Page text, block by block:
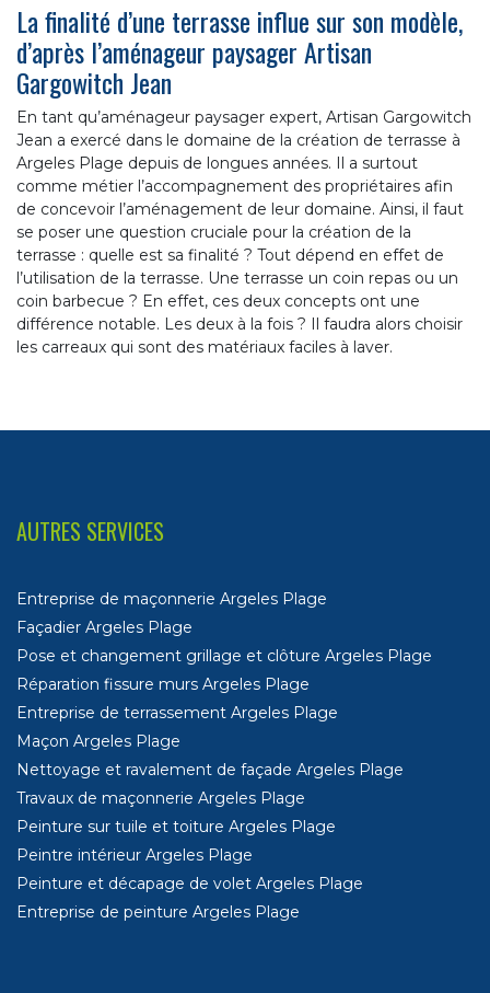
La finalité d’une terrasse influe sur son modèle,
d’après l’aménageur paysager Artisan
Gargowitch Jean
En tant qu’aménageur paysager expert, Artisan Gargowitch
Jean a exercé dans le domaine de la création de terrasse à
Argeles Plage depuis de longues années. Il a surtout
comme métier l’accompagnement des propriétaires afin
de concevoir l’aménagement de leur domaine. Ainsi, il faut
se poser une question cruciale pour la création de la
terrasse : quelle est sa finalité ? Tout dépend en effet de
l’utilisation de la terrasse. Une terrasse un coin repas ou un
coin barbecue ? En effet, ces deux concepts ont une
différence notable. Les deux à la fois ? Il faudra alors choisir
les carreaux qui sont des matériaux faciles à laver.
AUTRES SERVICES
Entreprise de maçonnerie Argeles Plage
Façadier Argeles Plage
Pose et changement grillage et clôture Argeles Plage
Réparation fissure murs Argeles Plage
Entreprise de terrassement Argeles Plage
Maçon Argeles Plage
Nettoyage et ravalement de façade Argeles Plage
Travaux de maçonnerie Argeles Plage
Peinture sur tuile et toiture Argeles Plage
Peintre intérieur Argeles Plage
Peinture et décapage de volet Argeles Plage
Entreprise de peinture Argeles Plage